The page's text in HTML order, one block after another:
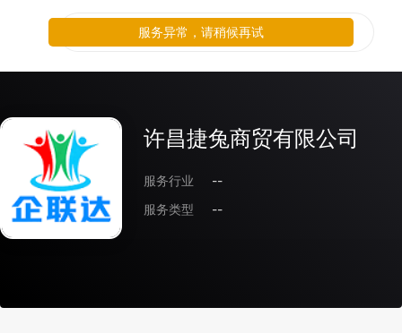
许昌捷兔商贸有限公司
服务行业
--
服务类型
--
服务异常，请稍候再试